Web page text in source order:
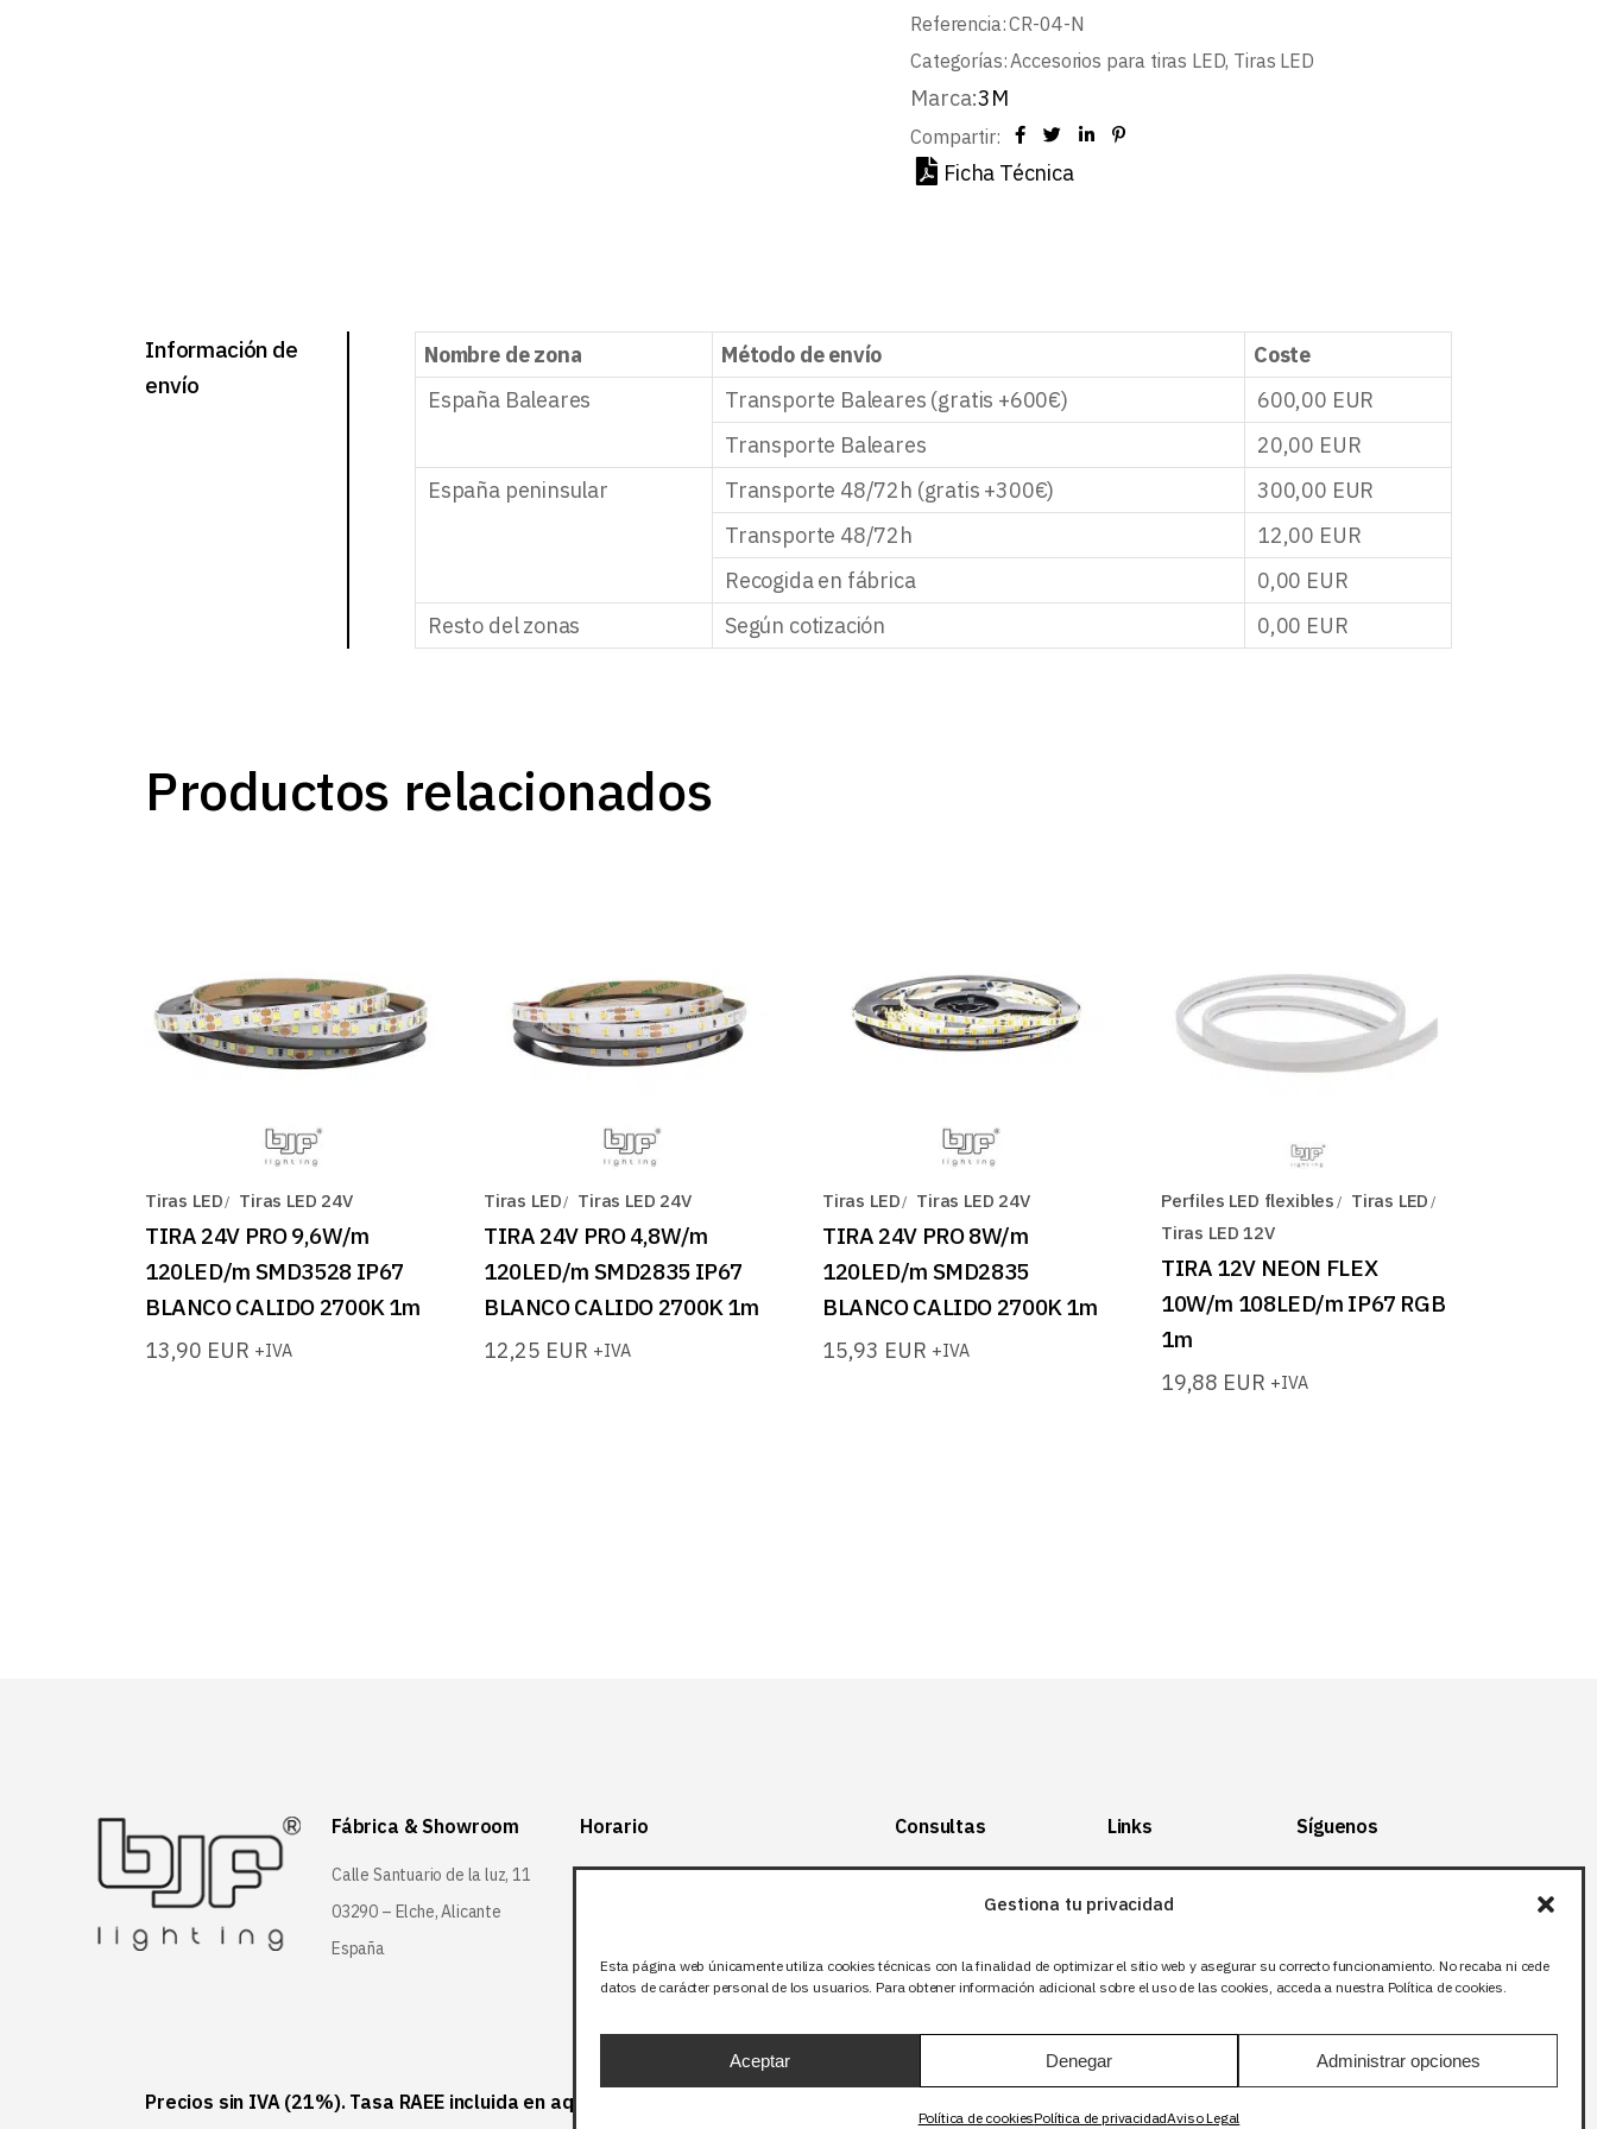
Gestiona tu privacidad
Esta página web únicamente utiliza cookies técnicas con la finalidad de optimizar el sitio web y asegurar su correcto funcionamiento. No recaba ni cede
datos de carácter personal de los usuarios. Para obtener información adicional sobre el uso de las cookies, acceda a nuestra Política de cookies.
Aceptar Denegar Administrar opciones
Política de cookiesPolítica de privacidadAviso Legal
Referencia:CR-04-N
Categorías:Accesorios para tiras LED, Tiras LED
Marca:3M
Compartir:
Ficha Técnica
Información de
envío
Nombre de zona Método de envío
Coste
España Baleares
Transporte Baleares (gratis +600€) 600,00 EUR
Transporte Baleares
20,00 EUR
España peninsular
Transporte 48/72h (gratis +300€) 300,00 EUR
Transporte 48/72h
12,00 EUR
Recogida en fábrica
0,00 EUR
Resto del zonas
Según cotización 0,00 EUR
Productos relacionados
Tiras LED Tiras LED 24V
TIRA 24V PRO 9,6W/m
120LED/m SMD3528 IP67
BLANCO CALIDO 2700K 1m
13,90 EUR +IVA
Tiras LED Tiras LED 24V
TIRA 24V PRO 4,8W/m
120LED/m SMD2835 IP67
BLANCO CALIDO 2700K 1m
12,25 EUR +IVA
Tiras LED Tiras LED 24V
TIRA 24V PRO 8W/m
120LED/m SMD2835
BLANCO CALIDO 2700K 1m
15,93 EUR +IVA
Perfiles LED flexibles
Tiras LED
Tiras LED 12V
TIRA 12V NEON FLEX
10W/m 108LED/m IP67 RGB
1m
19,88 EUR +IVA
Fábrica & Showroom
Calle Santuario de la luz, 11
03290 – Elche, Alicante
España
Horario
Lunes-Viernes:
Cerrado
Consultas
+34 966 28 88
12
info@bjflighting.com
Links
Mapa del Sitio
Aviso legal
privacidad
Síguenos
Facebook
LinkedIn
Precios sin IVA (21%). Tasa RAEE incluida en aquellos productos que corresponda.